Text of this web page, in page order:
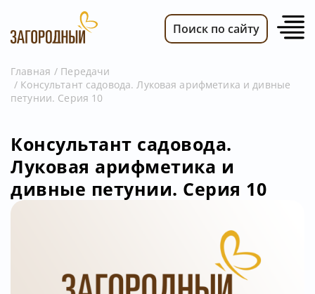
ВИДЕО
ПЕРЕДАЧИ
ТЕЛЕПРОГРАММА
РЕКЛАМОДАТЕЛЯМ
Поиск по сайту
Главная
Передачи
Консультант садовода. Луковая арифметика и дивные
петунии. Серия 10
Консультант садовода.
Луковая арифметика и
дивные петунии. Серия 10